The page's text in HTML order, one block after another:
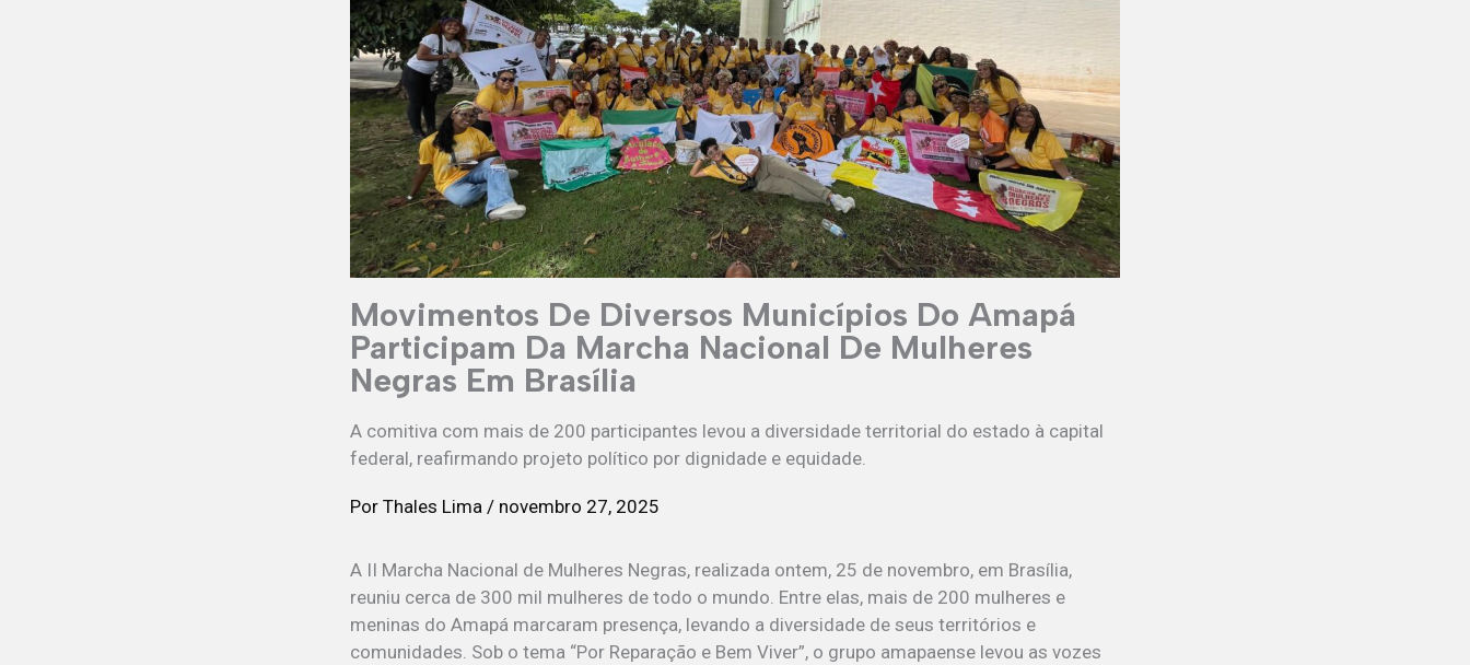
Movimentos De Diversos Municípios Do Amapá
Participam Da Marcha Nacional De Mulheres
Negras Em Brasília
A comitiva com mais de 200 participantes levou a diversidade territorial do estado à capital
federal, reafirmando projeto político por dignidade e equidade.
PorThales Lima/ novembro 27, 2025
A II Marcha Nacional de Mulheres Negras, realizada ontem, 25 de novembro, em Brasília,
reuniu cerca de 300 mil mulheres de todo o mundo. Entre elas, mais de 200 mulheres e
meninas do Amapá marcaram presença, levando a diversidade de seus territórios e
comunidades. Sob o tema “Por Reparação e Bem Viver”, o grupo amapaense levou as vozes